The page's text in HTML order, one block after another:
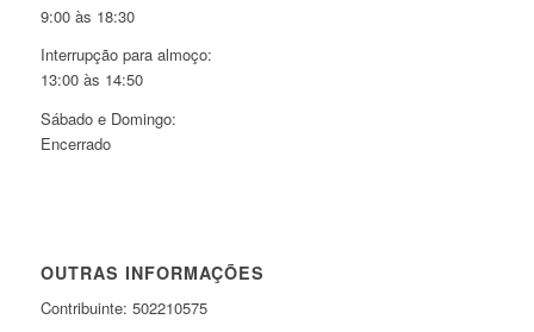
9:00 às 18:30
Interrupção para almoço:
13:00 às 14:50
Sábado e Domingo:
Encerrado
OUTRAS INFORMAÇÕES
Contribuinte: 502210575